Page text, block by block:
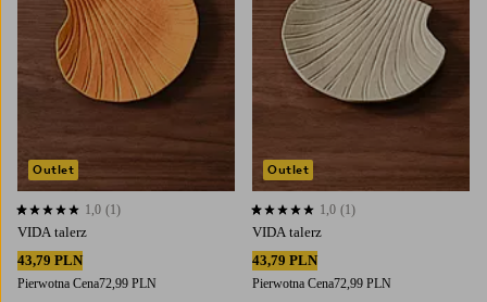
VIDA talerz
43,79 PLN
Pierwotna Cena72,99 PLN
1,0 opierając się na 1 ocenach
1,0 (1)
Outlet
VIDA talerz
43,79 PLN
Pierwotna Cena72,99 PLN
1,0 opierając się na 1 ocenach
1,0 (1)
Outlet